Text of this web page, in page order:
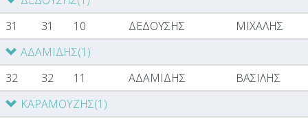
31
31 10 ΔΕΔΟΥΣΗΣ
ΜΙΧΑΛΗΣ
ΑΔΑΜΙΔΗΣ(1)
32
32 11 ΑΔΑΜΙΔΗΣ
ΒΑΣΙΛΗΣ
ΚΑΡΑΜΟΥΖΗΣ(1)